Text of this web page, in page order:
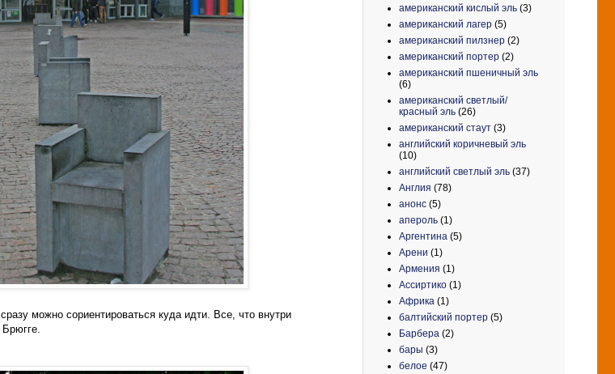
можно сориентироваться куда идти. Все, что внутри
американский кислый эль (3)
американский лагер (5)
американский пилзнер (2)
американский портер (2)
американский пшеничный эль
(6)
американский светлый/
красный эль (26)
американский стаут (3)
английский коричневый эль
(10)
английский светлый эль (37)
Англия (78)
анонс (5)
апероль (1)
Аргентина (5)
Арени (1)
Армения (1)
Ассиртико (1)
Африка (1)
балтийский портер (5)
Барбера (2)
бары (3)
белое (47)